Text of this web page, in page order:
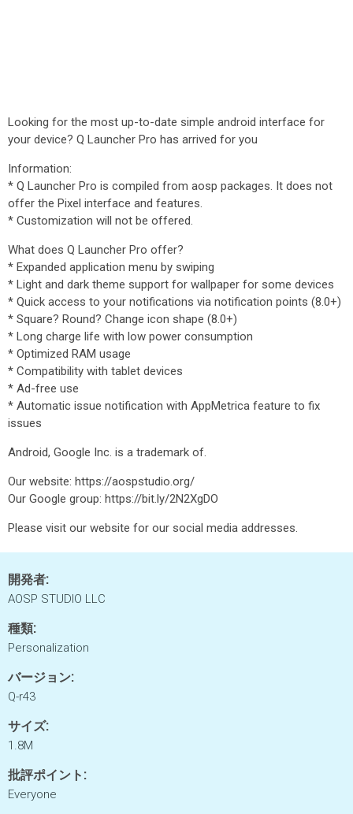
Looking for the most up-to-date simple android interface for
your device? Q Launcher Pro has arrived for you
Information:
* Q Launcher Pro is compiled from aosp packages. It does not
offer the Pixel interface and features.
* Customization will not be offered.
What does Q Launcher Pro offer?
* Expanded application menu by swiping
* Light and dark theme support for wallpaper for some devices
* Quick access to your notifications via notification points (8.0+)
* Square? Round? Change icon shape (8.0+)
* Long charge life with low power consumption
* Optimized RAM usage
* Compatibility with tablet devices
* Ad-free use
* Automatic issue notification with AppMetrica feature to fix
issues
Android, Google Inc. is a trademark of.
Our website: https://aospstudio.org/
Our Google group: https://bit.ly/2N2XgDO
Please visit our website for our social media addresses.
開発者:
AOSP STUDIO LLC
種類:
Personalization
バージョン:
Q-r43
サイズ:
1.8M
批評ポイント:
Everyone